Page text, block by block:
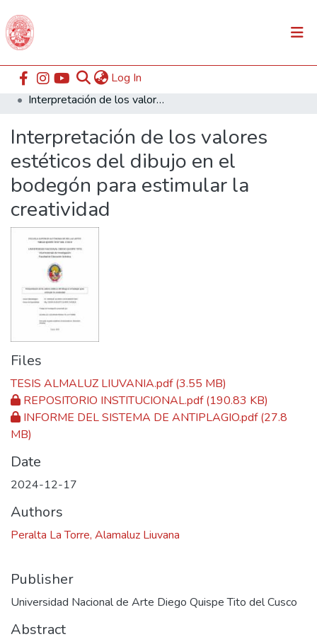
Log In
Communities & Collections
All of DSpace
Statistics
Home ESABAC
Facultad de Educación
Interpretación de los valores estéticos del dibujo en el bodegón para estimular la creatividad
Interpretación de los valores
estéticos del dibujo en el
bodegón para estimular la
creatividad
Files
TESIS ALMALUZ LIUVANIA.pdf(3.55 MB)
REPOSITORIO INSTITUCIONAL.pdf(190.83 KB)
INFORME DEL SISTEMA DE ANTIPLAGIO.pdf(27.8
MB)
Date
2024-12-17
Authors
Peralta La Torre, Alamaluz Liuvana
Publisher
Universidad Nacional de Arte Diego Quispe Tito del Cusco
Abstract